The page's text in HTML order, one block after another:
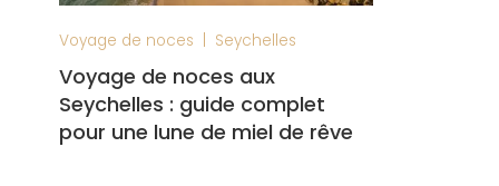
Voyage de noces | Seychelles
Voyage de noces aux
Seychelles : guide complet
pour une lune de miel de rêve